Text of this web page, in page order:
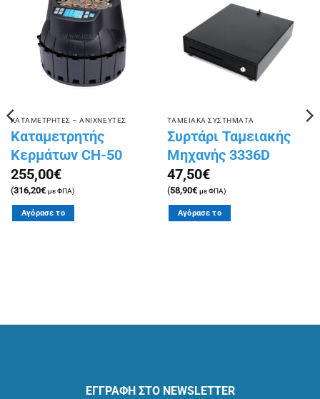
Πρόσθήκη
στην
λίστα
επιθυμιών
ΚΑΤΑΜΕΤΡΗΤΕΣ – ΑΝΙΧΝΕΥΤΕΣ
Καταμετρητής
Κερμάτων CH-50
255,00€
(316,20€ με ΦΠΑ)
Αγόρασε το
λίστα
επιθυμιών
ΤΑΜΕΙΑΚΑ ΣΥΣΤΗΜΑΤΑ
Συρτάρι Ταμειακής
Μηχανής 3336D
47,50€
(58,90€ με ΦΠΑ)
Αγόρασε το
ΕΓΓΡΑΦΗ ΣΤΟ NEWSLETTER